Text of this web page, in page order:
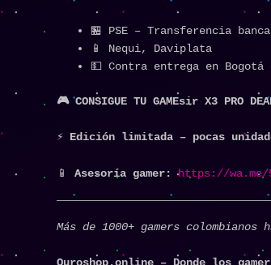
🏪 PSE – Transferencia
📱 Nequi, Daviplata
💵 Contra entrega en
🎮 CONSIGUE TU GAMEsir X3 PRO
⚡ Edición limitada – pocas
📱 Asesoría gamer: https://wa.me/
Más de 1000+ gamers